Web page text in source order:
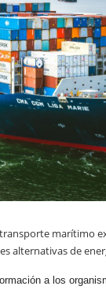
marítimo
alternativas de
a los